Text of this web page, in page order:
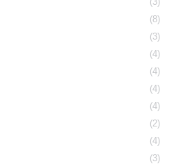
(8)
(3)
(4)
(4)
(4)
(4)
(2)
(4)
(3)